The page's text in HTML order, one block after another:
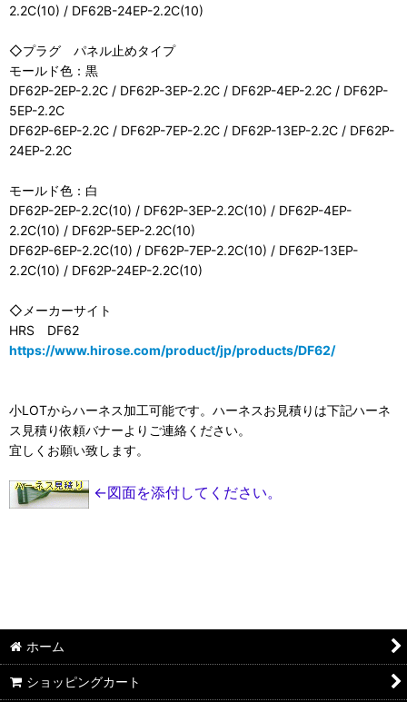
2.2C(10) / DF62B-24EP-2.2C(10)
◇プラグ パネル止めタイプ
モールド色：黒
DF62P-2EP-2.2C / DF62P-3EP-2.2C / DF62P-4EP-2.2C / DF62P-
5EP-2.2C
DF62P-6EP-2.2C / DF62P-7EP-2.2C / DF62P-13EP-2.2C / DF62P-
24EP-2.2C
モールド色：白
DF62P-2EP-2.2C(10) / DF62P-3EP-2.2C(10) / DF62P-4EP-
2.2C(10) / DF62P-5EP-2.2C(10)
DF62P-6EP-2.2C(10) / DF62P-7EP-2.2C(10) / DF62P-13EP-
2.2C(10) / DF62P-24EP-2.2C(10)
◇メーカーサイト
HRS DF62
https://www.hirose.com/product/jp/products/DF62/
小LOTからハーネス加工可能です。ハーネスお見積りは下記ハーネ
ス見積り依頼バナーよりご連絡ください。
宜しくお願い致します。
←図面を添付してください。
ホーム
ショッピングカート